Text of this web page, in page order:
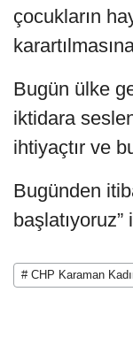
çocukların
Bugün ülke
iktidara
ihtiyaçtır ve
Bugünden
# CHP Karaman